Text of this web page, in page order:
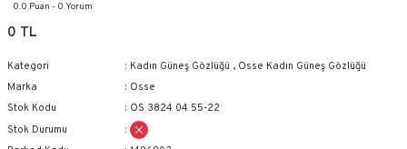
0.0 Puan - 0 Yorum
0 TL
Kategori Kadın Güneş Gözlüğü , Osse Kadın Güneş Gözlüğü
Marka
Osse
Stok Kodu
OS 3824 04 55-22
Stok Durumu